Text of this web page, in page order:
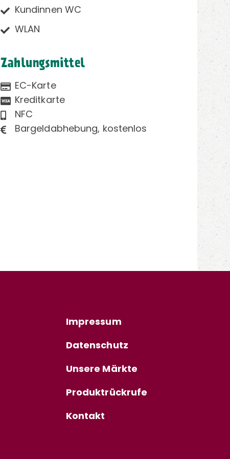
Kundinnen WC
WLAN
Zahlungsmittel
EC-Karte
Kreditkarte
NFC
Bargeldabhebung, kostenlos
Impressum
Datenschutz
Unsere Märkte
Produktrückrufe
Kontakt